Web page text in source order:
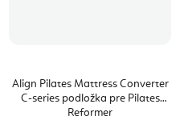
Align Pilates Mattress Converter
C-series podložka pre Pilates
Reformer